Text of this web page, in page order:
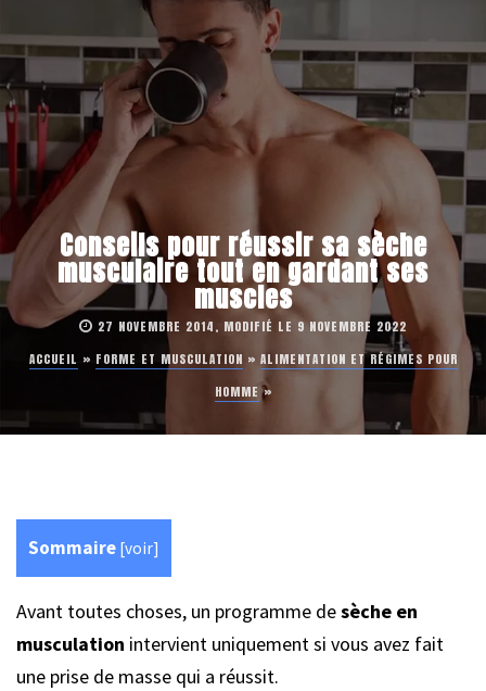
Conseils pour réussir sa sèche
musculaire tout en gardant ses
muscles
27 NOVEMBRE 2014, MODIFIÉ LE 9 NOVEMBRE 2022
ACCUEIL » FORME ET MUSCULATION » ALIMENTATION ET RÉGIMES POUR
HOMME »
Sommaire [voir]
Avant toutes choses, un programme desèche en
musculation intervient uniquement si vous avez fait
une prise de masse qui a réussit.